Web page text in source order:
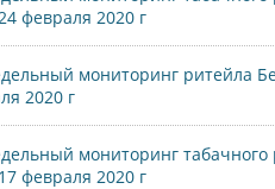
февраля 2020 г
мониторинг ритейла
2020 г
мониторинг табачного
февраля 2020 г